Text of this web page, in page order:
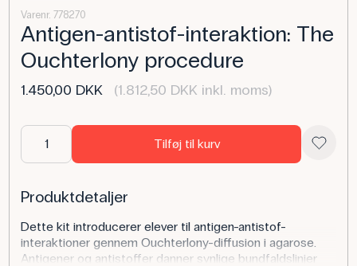
Varenr. 778270
Antigen-antistof-interaktion: The
Ouchterlony procedure
1.450,00 DKK (1.812,50 DKK inkl. moms)
Tilføj til kurv
Produktdetaljer
Dette kit introducerer elever til antigen-antistof-
interaktioner gennem Ouchterlony-diffusion i agarose.
Antigener og antistoffer danner synlige bundfaldslinjer